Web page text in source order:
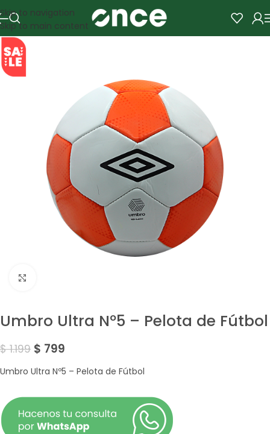
Skip to navigation
Skip to main content
SALE
Umbro Ultra Nº5 – Pelota de Fútbol
$1.199 $ 799
Umbro Ultra Nº5 – Pelota de Fútbol